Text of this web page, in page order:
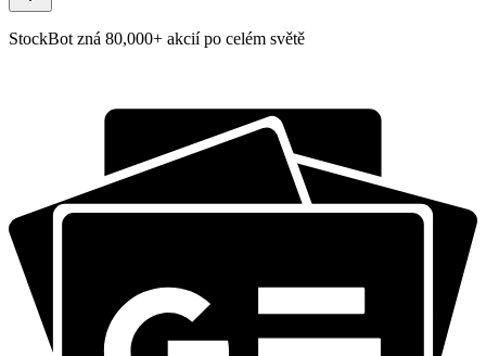
StockBot zná 80,000+ akcií po celém světě